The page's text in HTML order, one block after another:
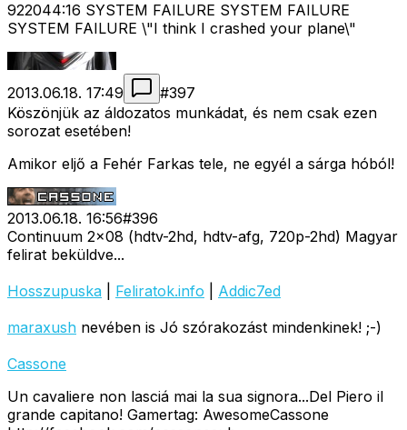
922044:16 SYSTEM FAILURE SYSTEM FAILURE
SYSTEM FAILURE \"I think I crashed your plane\"
2013.06.18. 17:49 #397
Köszönjük az áldozatos munkádat, és nem csak ezen
sorozat esetében!
Amikor eljő a Fehér Farkas tele, ne egyél a sárga hóból!
2013.06.18. 16:56#396
Continuum 2x08 (hdtv-2hd, hdtv-afg, 720p-2hd) Magyar
felirat beküldve...
Hosszupuska
Feliratok.info
Addic7ed
maraxush nevében is Jó szórakozást mindenkinek! ;-)
Cassone
Un cavaliere non lasciá mai la sua signora...Del Piero il
grande capitano! Gamertag: AwesomeCassone